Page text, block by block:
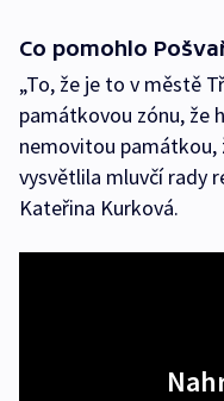
Co pomohlo
„To, že je to v městě
památkovou zónu, že
nemovitou památkou,
vysvětlila mluvčí rady
Kateřina Kurková.